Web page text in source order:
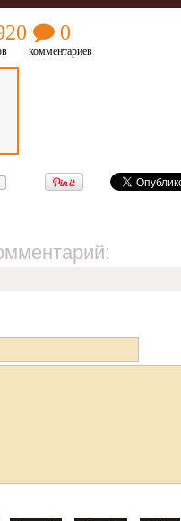
0
комментариев